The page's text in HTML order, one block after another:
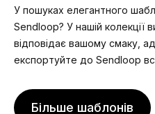
У пошуках елегантного
Sendloop? У нашій колекції
відповідає вашому смаку,
експортуйте до Sendloop
Більше шаблонів